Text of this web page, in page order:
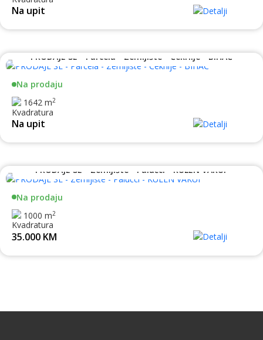
Na upit
PRODAJE SE - Parcela - Zemljište - Čekrlije - BIHAĆ
Na prodaju
1642 m2
Na upit
PRODAJE SE - Zemljište - Palučci - KULEN VAKUF
Na prodaju
1000 m2
35.000 KM